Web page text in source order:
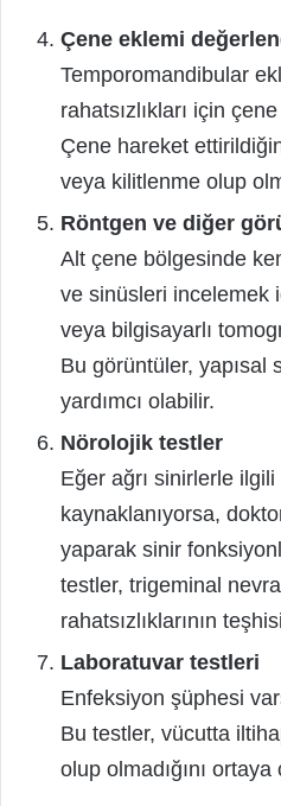
Çene eklemi
Temporomandibular
rahatsızlıkları için
Çene hareket
veya kilitlenme olup
Röntgen ve diğer
Alt çene bölgesinde
ve sinüsleri incelemek
veya bilgisayarlı
Bu görüntüler, yapısal
yardımcı olabilir.
Nörolojik testler
Eğer ağrı sinirlerle
kaynaklanıyorsa,
yaparak sinir
testler, trigeminal
rahatsızlıklarının
Laboratuvar testleri
Enfeksiyon şüphesi
Bu testler, vücutta
olup olmadığını ortaya